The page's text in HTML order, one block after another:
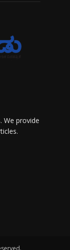
We provide